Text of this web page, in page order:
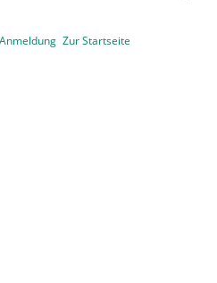
Zur Startseite